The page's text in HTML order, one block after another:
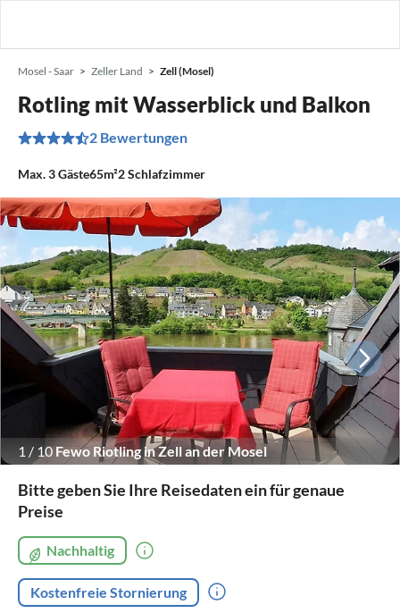
Mosel - Saar Zeller Land Zell (Mosel)
Rotling mit Wasserblick und Balkon
2 Bewertungen
Max.3Gäste65m²2Schlafzimmer
1 / 10Fewo Riotling in Zell an der Mosel
Bitte geben Sie Ihre Reisedaten ein für genaue
Preise
Nachhaltig
Kostenfreie Stornierung